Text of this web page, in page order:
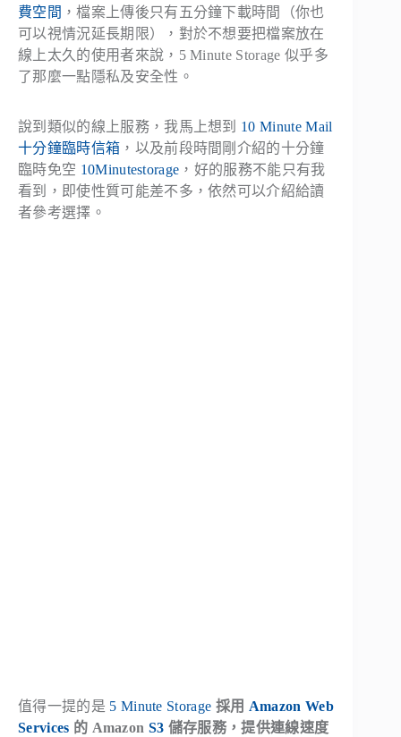
費空間 ，檔案上傳後只有五分鐘下載時間（你也
可以視情況延長期限），對於不想要把檔案放在
線上太久的使用者來說，5 Minute Storage 似乎多
了那麼一點隱私及安全性。
說到類似的線上服務，我馬上想到 10 Minute Mail
十分鐘臨時信箱 ，以及前段時間剛介紹的十分鐘
臨時免空 10Minutestorage ，好的服務不能只有我
看到，即使性質可能差不多，依然可以介紹給讀
者參考選擇。
值得一提的是 5 Minute Storage 採用 Amazon Web
Services 的 Amazon S3 儲存服務，提供連線速度